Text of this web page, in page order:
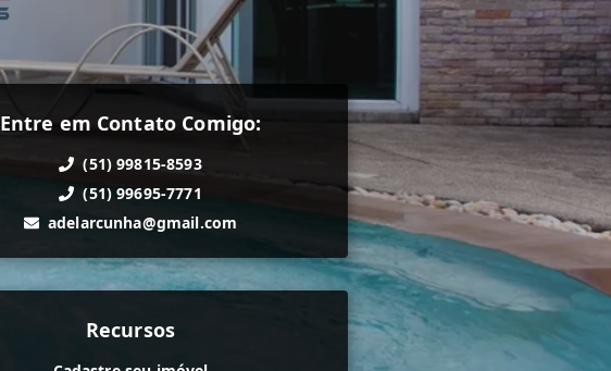
Entre em Contato Comigo:
(51) 99815-8593
(51) 99695-7771
adelarcunha@gmail.com
Recursos